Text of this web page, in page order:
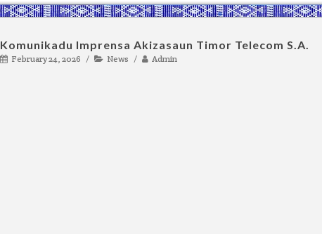
Komunikadu Imprensa Akizasaun Timor Telecom S.A.
February 24, 2026 News Admin